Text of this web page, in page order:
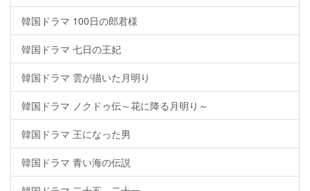
韓国ドラマ 100日の郎君様
韓国ドラマ 七日の王妃
韓国ドラマ 雲が描いた月明り
韓国ドラマ ノクドゥ伝～花に降る月明り～
韓国ドラマ 王になった男
韓国ドラマ 青い海の伝説